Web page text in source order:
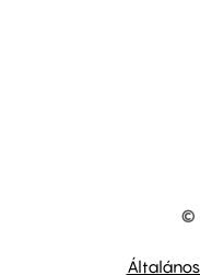
©